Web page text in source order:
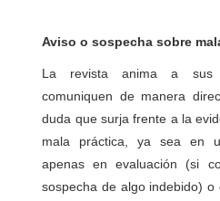
Aviso o sospecha sobre
La revista anima a sus
comuniquen de manera
duda que surja frente a la
mala práctica, ya sea en
apenas en evaluación (si
sospecha de algo indebido)